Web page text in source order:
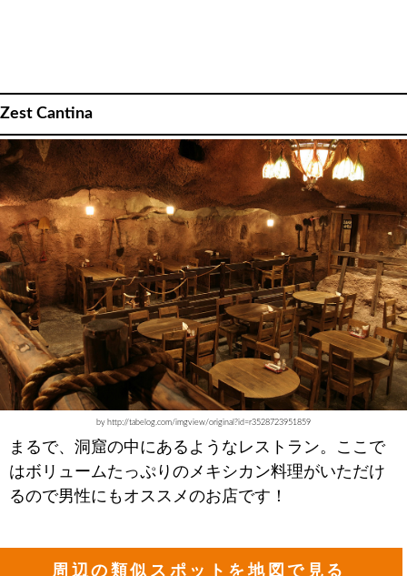
Zest Cantina
by http://tabelog.com/imgview/original?id=r3528723951859
まるで、洞窟の中にあるようなレストラン。ここで
はボリュームたっぷりのメキシカン料理がいただけ
るので男性にもオススメのお店です！
周辺の類似スポットを地図で見る